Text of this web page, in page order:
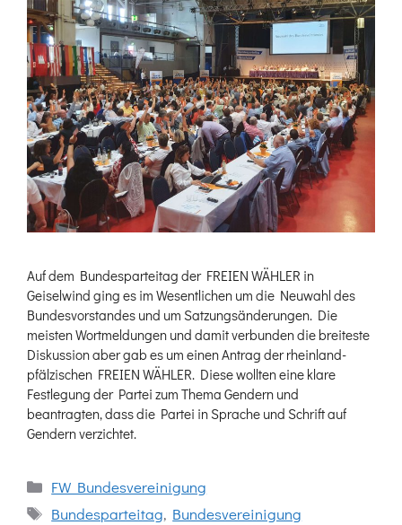
Auf dem Bundesparteitag der FREIEN WÄHLER in
Geiselwind ging es im Wesentlichen um die Neuwahl des
Bundesvorstandes und um Satzungsänderungen. Die
meisten Wortmeldungen und damit verbunden die breiteste
Diskussion aber gab es um einen Antrag der rheinland-
pfälzischen FREIEN WÄHLER. Diese wollten eine klare
Festlegung der Partei zum Thema Gendern und
beantragten, dass die Partei in Sprache und Schrift auf
Gendern verzichtet.
Kategorien
FW Bundesvereinigung
Schlagwörter
Bundesparteitag, Bundesvereinigung